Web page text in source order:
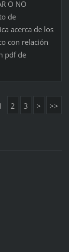
O NO
de
acerca de los
con relación
pdf de
2 3 > >>